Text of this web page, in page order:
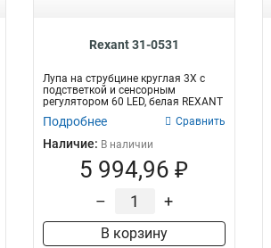
Rexant 31-0531
Лупа на струбцине круглая 3X с
подстветкой и сенсорным
регулятором 60 LED, белая REXANT
Подробнее Сравнить
Наличие: В наличии
5 994,96 ₽
– +
В корзину